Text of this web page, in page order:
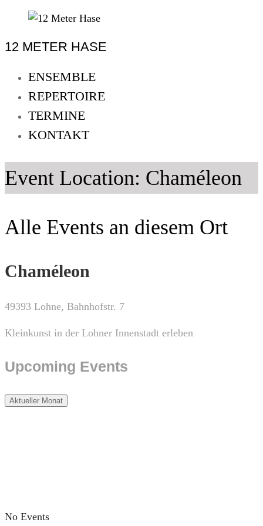
content
Meter
Improtheater
Oldenburg
12 METER HASE
ENSEMBLE
REPERTOIRE
TERMINE
KONTAKT
Event Location: Chaméleon
Alle Events an diesem Ort
Chaméleon
49393 Lohne, Bahnhofstr. 7
Kleinkunst in der Lohner Innenstadt erleben
Upcoming Events
Aktueller Monat
No Events